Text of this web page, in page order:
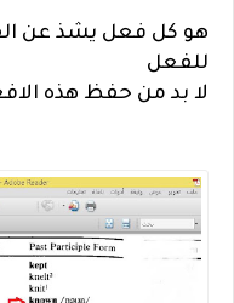
للفعل
لا بد من حفظ هذه